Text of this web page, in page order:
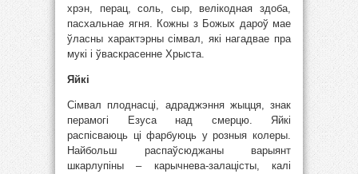
хрэн, перац, соль, сыр, велікодная здоба,
пасхальнае ягня. Кожны з Божых дароў мае
ўласны характэрны сімвал, які нагадвае пра
мукі і ўваскрасенне Хрыста.
Яйкі
Сімвал плоднасці, адраджэння жыцця, знак
перамогі Езуса над смерцю. Яйкі
распісваюць ці фарбуюць у розныя колеры.
Найбольш распаўсюджаны варыянт
шкарлупіны – карычнева-залацісты, калі